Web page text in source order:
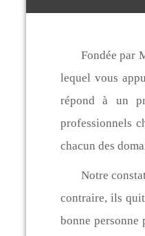
Fondée par
lequel vous
répond à un
professionnels
chacun des
Notre
contraire, ils
bonne personne